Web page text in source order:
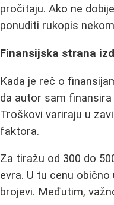
pročitaju. Ako ne
ponuditi rukopis
Finansijska strana
Kada je reč o
da autor sam
Troškovi variraju u
faktora.
Za tiražu od 300 do
evra. U tu cenu
brojevi. Međutim,